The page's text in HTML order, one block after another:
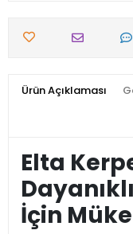
Ürün Açıklaması
Elta
İçin